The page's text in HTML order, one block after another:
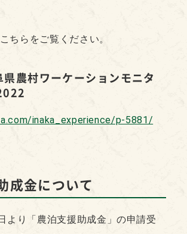
ちらをご覧ください。
農村ワーケーションモニタ
inaka_experience/p-5881/
成金について
より「農泊支援助成金」の申請受